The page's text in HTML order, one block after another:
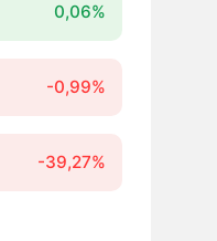
0,06%
-0,99%
-39,27%